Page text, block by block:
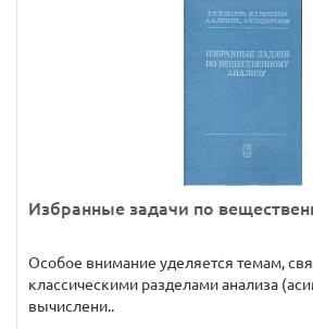
Избранные задачи по
Особое внимание уделяется темам,
классическими разделами анализа
вычислени..